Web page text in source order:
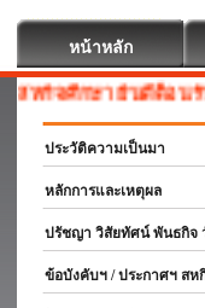
หน้าหลัก
ษา ยินดีต้อนรับ
ประวัติความเป็นมา
หลักการและเหตุผล
ปรัชญา วิสัยทัศน์ พันธกิจ
ข้อบังคับฯ / ประกาศฯ สห